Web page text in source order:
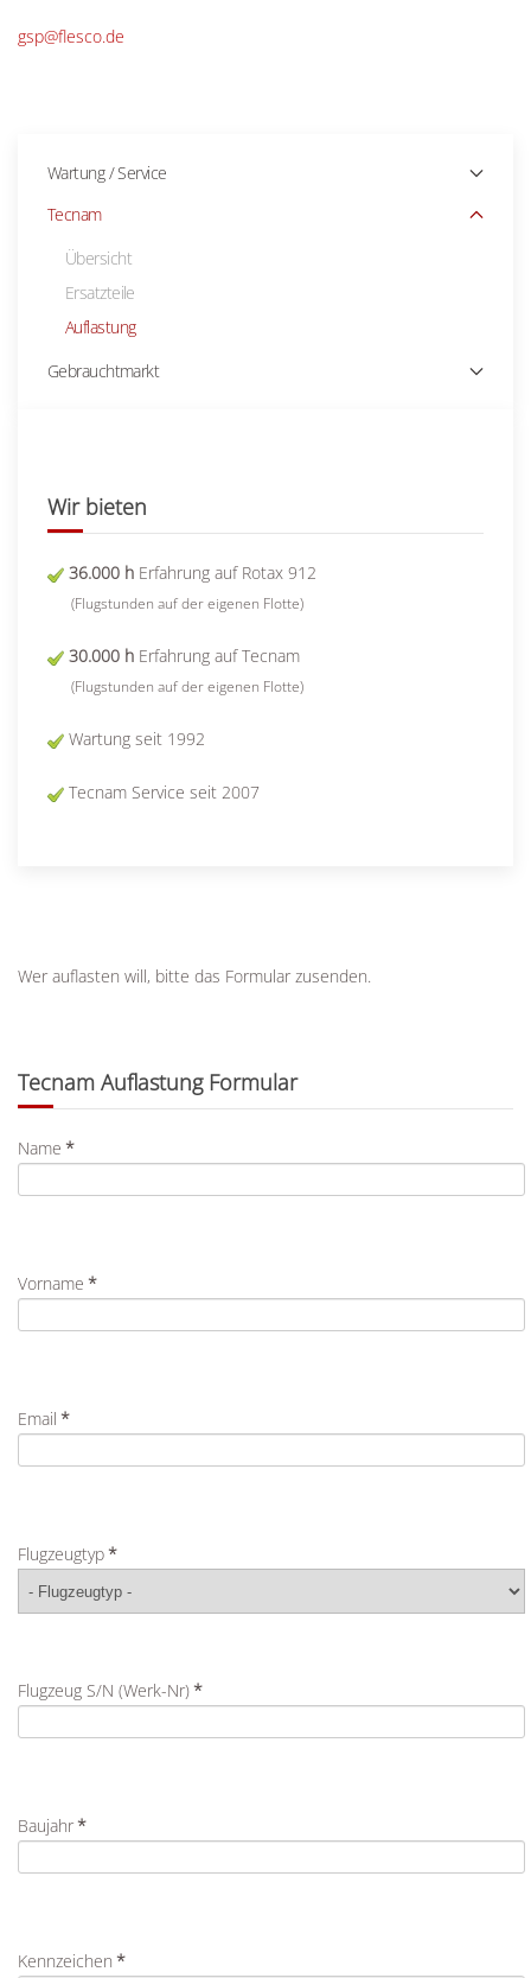
gsp@flesco.de
Wartung / Service
Tecnam
Übersicht
Ersatzteile
Auflastung
Gebrauchtmarkt
Wir bieten
36.000 h Erfahrung auf Rotax 912
(Flugstunden auf der eigenen Flotte)
30.000 h Erfahrung auf Tecnam
(Flugstunden auf der eigenen Flotte)
Wartung seit 1992
Tecnam Service seit 2007
Wer auflasten will, bitte das Formular zusenden.
Tecnam Auflastung Formular
Name *
Vorname *
Email *
Flugzeugtyp*
Flugzeug S/N (Werk-Nr)*
Baujahr*
Kennzeichen *